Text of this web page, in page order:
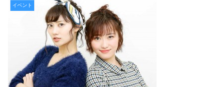
イベント